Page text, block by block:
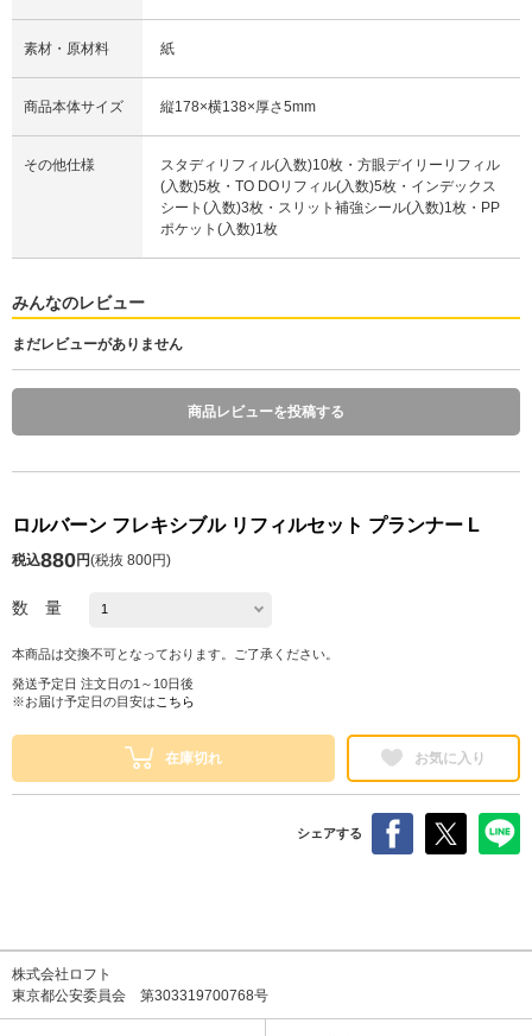
素材・原材料 紙
商品本体サイズ 縦178×横138×厚さ5mm
その他仕様
スタディリフィル(入数)10枚・方眼デイリーリフィル
(入数)5枚・TO DOリフィル(入数)5枚・インデックス
シート(入数)3枚・スリット補強シール(入数)1枚・PP
ポケット(入数)1枚
みんなのレビュー
まだレビューがありません
商品レビューを投稿する
ロルバーン フレキシブル リフィルセット プランナー L
税込880円(税抜 800円)
数 量
本商品は交換不可となっております。ご了承ください。
発送予定日 注文日の1～10日後
※お届け予定日の目安は こちら
在庫切れ お気に入り
シェアする
株式会社ロフト
東京都公安委員会 第303319700768号